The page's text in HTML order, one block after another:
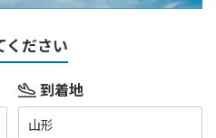
ください
到着地
山形